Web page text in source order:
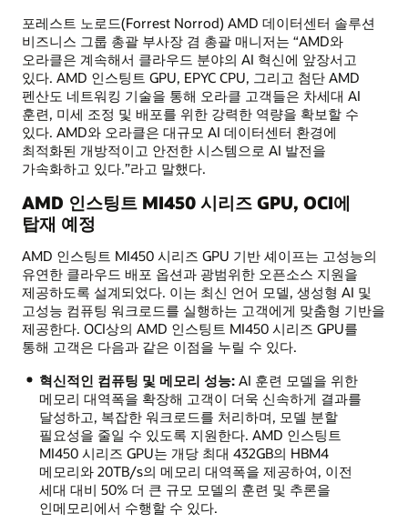
포레스트 노로드(Forrest Norrod) AMD 데이터센터 솔루션
비즈니스 그룹 총괄 부사장 겸 총괄 매니저는 “AMD와
오라클은 계속해서 클라우드 분야의 AI 혁신에 앞장서고
있다. AMD 인스팅트 GPU, EPYC CPU, 그리고 첨단 AMD
펜산도 네트워킹 기술을 통해 오라클 고객들은 차세대 AI
훈련, 미세 조정 및 배포를 위한 강력한 역량을 확보할 수
있다. AMD와 오라클은 대규모 AI 데이터센터 환경에
최적화된 개방적이고 안전한 시스템으로 AI 발전을
가속화하고 있다.”라고 말했다.
AMD 인스팅트 MI450 시리즈 GPU, OCI에
탑재 예정
AMD 인스팅트 MI450 시리즈 GPU 기반 셰이프는 고성능의
유연한 클라우드 배포 옵션과 광범위한 오픈소스 지원을
제공하도록 설계되었다. 이는 최신 언어 모델, 생성형 AI 및
고성능 컴퓨팅 워크로드를 실행하는 고객에게 맞춤형 기반을
제공한다. OCI상의 AMD 인스팅트 MI450 시리즈 GPU를
통해 고객은 다음과 같은 이점을 누릴 수 있다.
혁신적인 컴퓨팅 및 메모리 성능:AI 훈련 모델을 위한
메모리 대역폭을 확장해 고객이 더욱 신속하게 결과를
달성하고, 복잡한 워크로드를 처리하며, 모델 분할
필요성을 줄일 수 있도록 지원한다. AMD 인스팅트
MI450 시리즈 GPU는 개당 최대 432GB의 HBM4
메모리와 20TB/s의 메모리 대역폭을 제공하여, 이전
세대 대비 50% 더 큰 규모 모델의 훈련 및 추론을
인메모리에서 수행할 수 있다.